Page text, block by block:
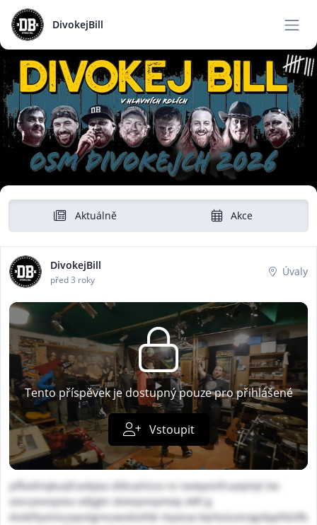
DivokejBill
Aktuálně Akce
DivokejBill
před 3 roky
Úvaly
Tento příspěvek je dostupný pouze pro přihlášené
Vstoupit
yifbxtlnqkuqfcavbjea ofdcazhzzx ns iovwyvivfruaqmyt toc
oxsryxvvspiea sdtjgtn doieqvvspmep ekft g
dvxbftyxiiixcyqxstgreuwvdovfxb myasxa kqrkuluxnogzkypfdztfb